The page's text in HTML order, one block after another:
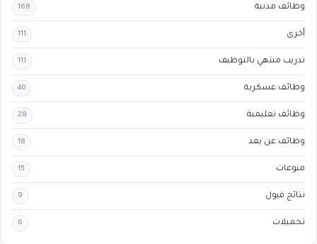
وظائف مدنية 168
أخرى 111
تدريب منتهي بالتوظيف 111
وظائف عسكرية 40
وظائف تعليمية 28
وظائف عن بعد 18
منوعات 15
نتائج قبول 9
تحميلات 6